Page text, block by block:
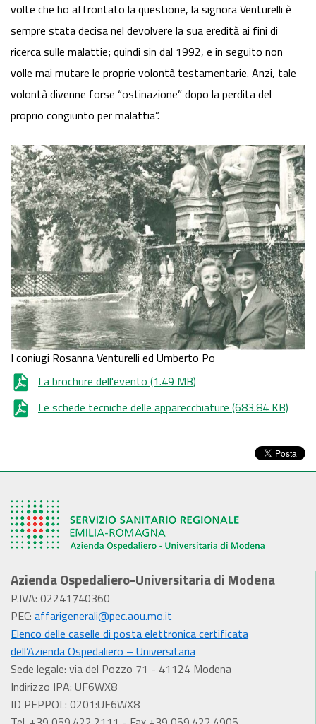
volte che ho affrontato la questione, la signora Venturelli è
sempre stata decisa nel devolvere la sua eredità ai fini di
ricerca sulle malattie; quindi sin dal 1992, e in seguito non
volle mai mutare le proprie volontà testamentarie. Anzi, tale
volontà divenne forse “ostinazione” dopo la perdita del
proprio congiunto per malattia”.
I coniugi Rosanna Venturelli ed Umberto Po
La brochure dell'evento (1.49 MB)
Le schede tecniche delle apparecchiature (683.84 KB)
Azienda Ospedaliero-Universitaria di Modena
P.IVA: 02241740360
PEC: affarigenerali@pec.aou.mo.it
Elenco delle caselle di posta elettronica certificata
dell’Azienda Ospedaliero – Universitaria
Sede legale: via del Pozzo 71 - 41124 Modena
Indirizzo IPA: UF6WX8
ID PEPPOL: 0201:UF6WX8